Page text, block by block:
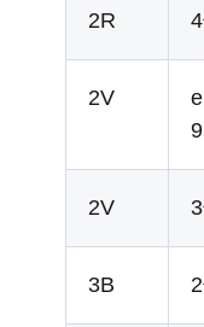
2R
2V
2V
3B